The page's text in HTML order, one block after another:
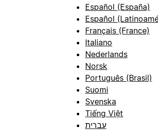
Español (España)
Español
Français (France)
Italiano
Nederlands
Norsk
Português (Brasil)
Suomi
Svenska
Tiếng Việt
עברית